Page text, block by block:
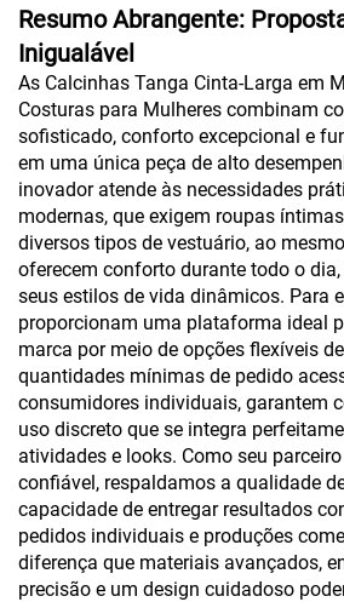
Resumo Abrangente:
Inigualável
As Calcinhas Tanga Cinta-Larga em
Costuras para Mulheres combinam
sofisticado, conforto excepcional e
em uma única peça de alto
inovador atende às necessidades
modernas, que exigem roupas
diversos tipos de vestuário, ao
oferecem conforto durante todo o
seus estilos de vida dinâmicos. Para
proporcionam uma plataforma ideal
marca por meio de opções flexíveis
quantidades mínimas de pedido
consumidores individuais, garantem
uso discreto que se integra
atividades e looks. Como seu
confiável, respaldamos a qualidade
capacidade de entregar resultados
pedidos individuais e produções
diferença que materiais avançados,
precisão e um design cuidadoso